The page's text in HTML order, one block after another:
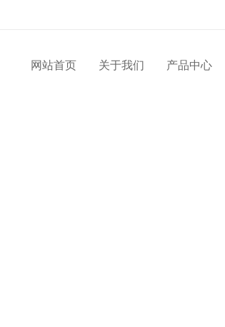
网站首页 关于我们 产品中心